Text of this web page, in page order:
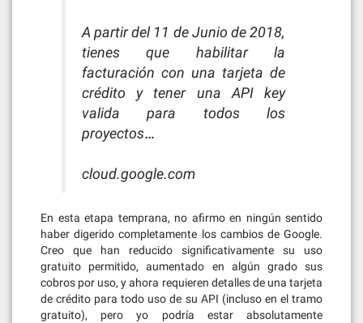
A partir del 11 de Junio de 2018,
tienes que habilitar la
facturación con una tarjeta de
crédito y tener una API key
valida para todos los
proyectos…
cloud.google.com
En esta etapa temprana, no afirmo en ningún sentido
haber digerido completamente los cambios de Google.
Creo que han reducido significativamente su uso
gratuito permitido, aumentado en algún grado sus
cobros por uso, y ahora requieren detalles de una tarjeta
de crédito para todo uso de su API (incluso en el tramo
gratuito), pero yo podría estar absolutamente